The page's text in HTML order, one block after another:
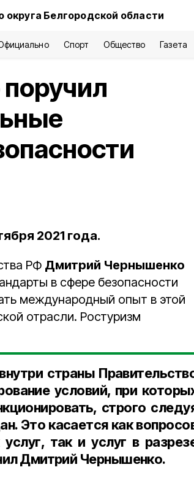
округа Белгородской области
Спорт Общество Газета
2021 года.
РФ Дмитрий Чернышенко
в сфере безопасности
международный опыт в этой
отрасли. Ростуризм
страны
условий, при
строго
Это касается как
так и услуг в
Дмитрий Чернышенко.